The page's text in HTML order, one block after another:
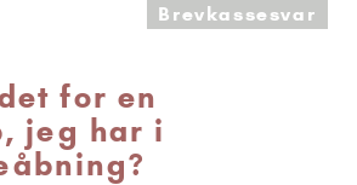
anbefalet til 15+Brevkassesvar
for en
jeg har i